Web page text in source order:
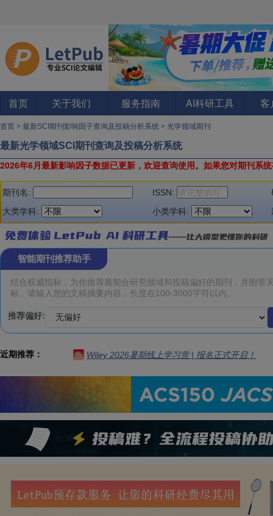
首页 关于我们 服务指南 AI科研工具 客
首页 > 最新SCI期刊影响因子查询及投稿分析系统 > 光学领域期刊
最新光学领域SCI期刊查询及投稿分析系统
2026年6月最新影响因子数据已更新，欢迎查询使用。 如果您对期刊系
期刊名: ISSN:
大类学科:
小类学科:
智能期刊推荐助手
推荐偏好:
近期推荐： 热 Wiley 2026暑期线上学习营 | 报名正式开启！